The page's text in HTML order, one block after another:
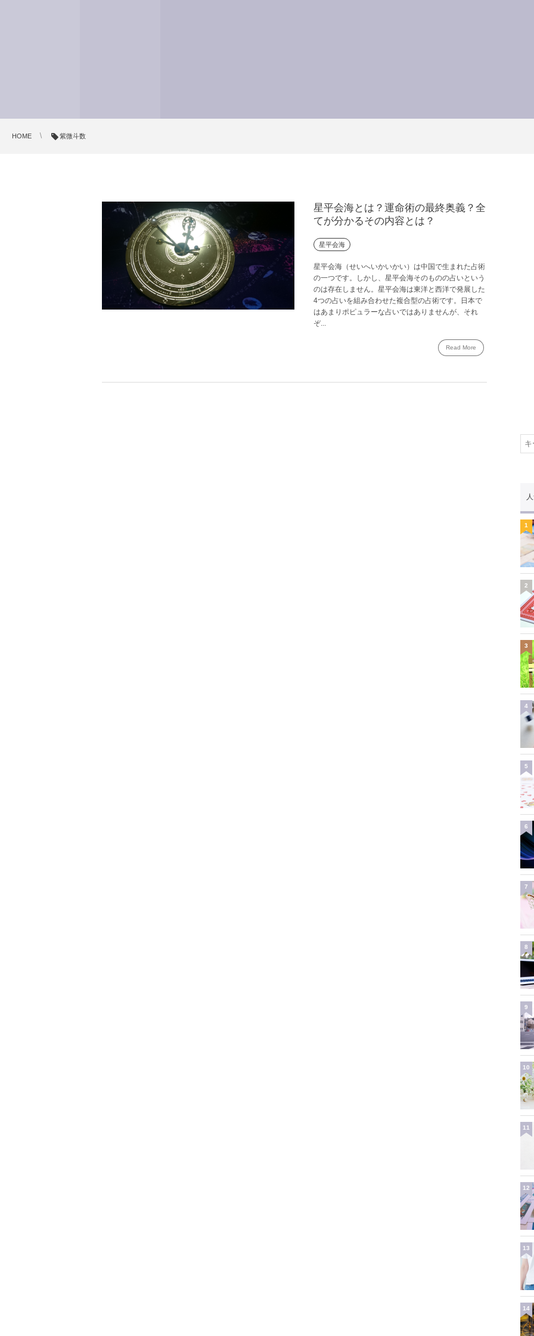
HOME 紫微斗数
星平会海とは？運命術の最終奥義？全
てが分かるその内容とは？
星平会海
星平会海（せいへいかいかい）は中国で生まれた占術
の一つです。しかし、星平会海そのものの占いという
のは存在しません。星平会海は東洋と西洋で発展した
4つの占いを組み合わせた複合型の占術です。日本で
はあまりポピュラーな占いではありませんが、それ
ぞ...
Read More
1
2
3
4
5
6
7
8
9
10
11
12
13
14